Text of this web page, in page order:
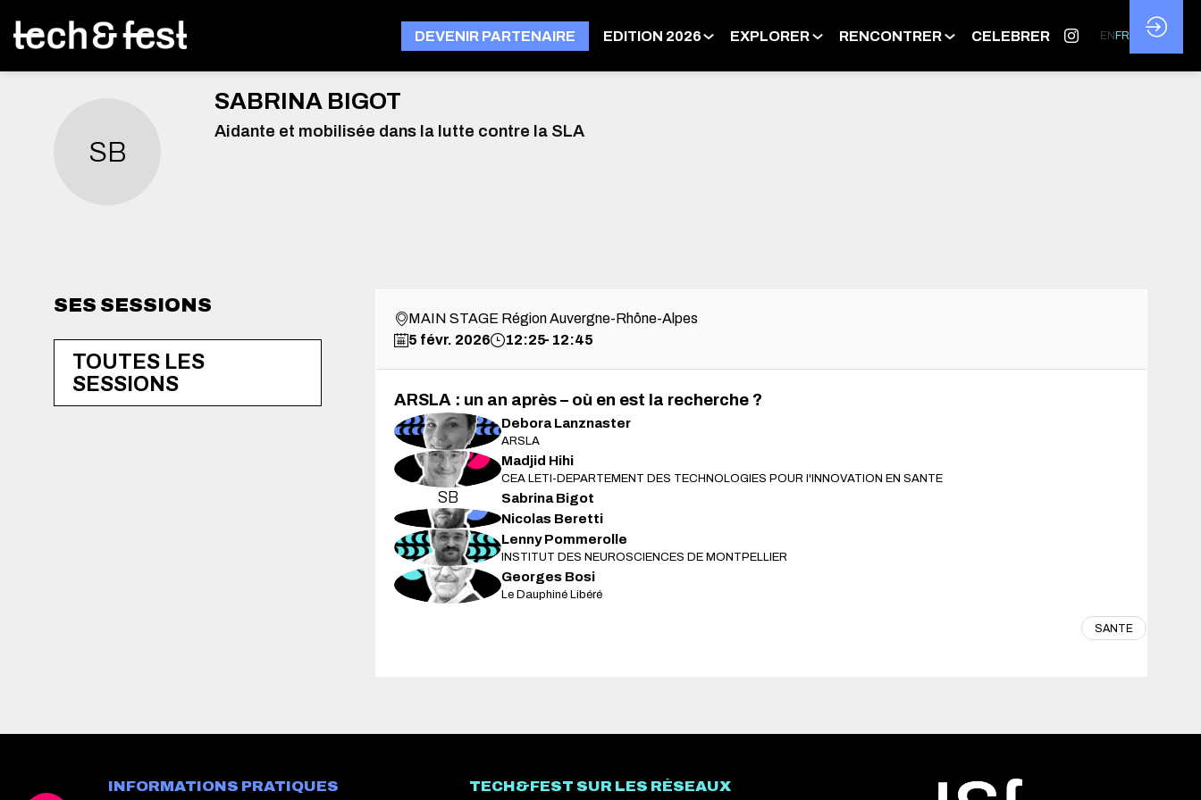
DEVENIR PARTENAIRE EDITION 2026 EXPLORER RENCONTRER CELEBRER EN FR
SB
SABRINA BIGOT
Aidante et mobilisée dans la lutte contre la SLA
SES SESSIONS
TOUTES LES
SESSIONS
MAIN STAGE Région Auvergne-Rhône-Alpes
5 févr. 2026
12:25 12:45
ARSLA : un an après – où en est la recherche ?
DL Debora Lanznaster
ARSLA
MH Madjid Hihi
CEA LETI-DEPARTEMENT DES TECHNOLOGIES POUR l'INNOVATION EN SANTE
SB Sabrina Bigot
NB Nicolas Beretti
LP Lenny Pommerolle
INSTITUT DES NEUROSCIENCES DE MONTPELLIER
GB Georges Bosi
Le Dauphiné Libéré
SANTE
INFORMATIONS PRATIQUES TECH&FEST SUR LES RÉSEAUX